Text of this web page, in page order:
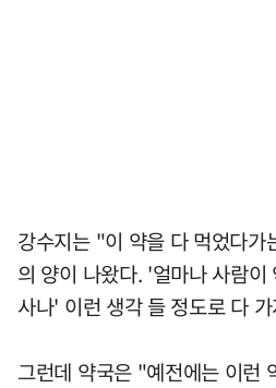
강수지는 "이 약을 다 먹었다가
의 양이 나왔다. '얼마나 사람
사나' 이런 생각 들 정도로 다
그런데 약국은 "예전에는 이런